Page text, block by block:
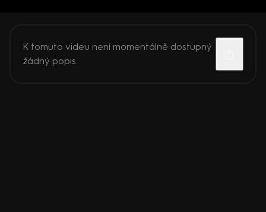
K tomuto videu není momentálně dostupný
žádný popis.